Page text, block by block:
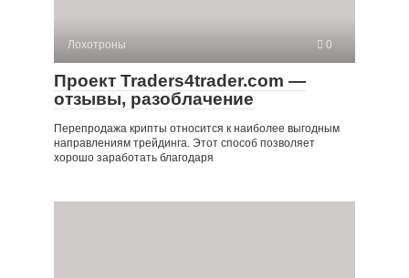
Лохотроны 0
Проект Traders4trader.com —
отзывы, разоблачение
Перепродажа крипты относится к наиболее выгодным
направлениям трейдинга. Этот способ позволяет
хорошо заработать благодаря